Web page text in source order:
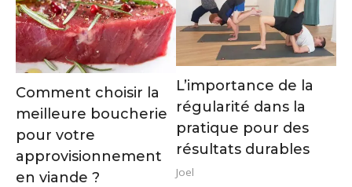
Comment choisir la
meilleure boucherie
pour votre
approvisionnement
en viande ?
L’importance de la
régularité dans la
pratique pour des
résultats durables
Joel